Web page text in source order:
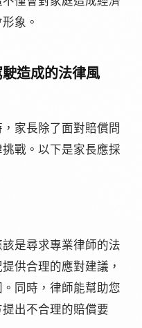
象。
造成的法律風
家長除了面對賠償問
戰。以下是家長應採
是尋求專業律師的法
供合理的應對建議，
同時，律師能幫助您
出不合理的賠償要